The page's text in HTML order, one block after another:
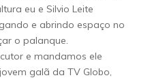
eu e Silvio Leite
e abrindo espaço no
o palanque.
e mandamos ele
galã da TV Globo,